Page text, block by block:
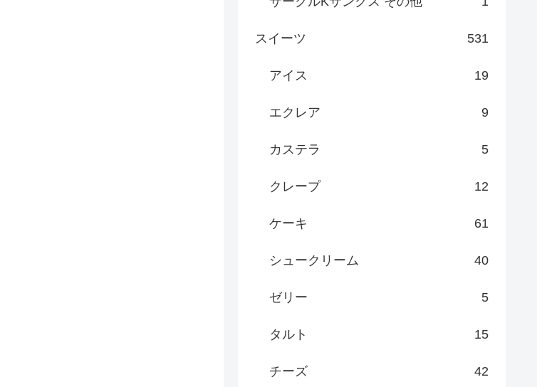
スイーツ 531
アイス 19
エクレア 9
カステラ 5
クレープ 12
ケーキ 61
シュークリーム 40
ゼリー 5
タルト 15
チーズ 42